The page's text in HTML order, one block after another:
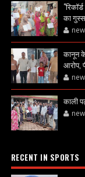
का
कानून
आरोप,
काली
RECENT IN SPORTS